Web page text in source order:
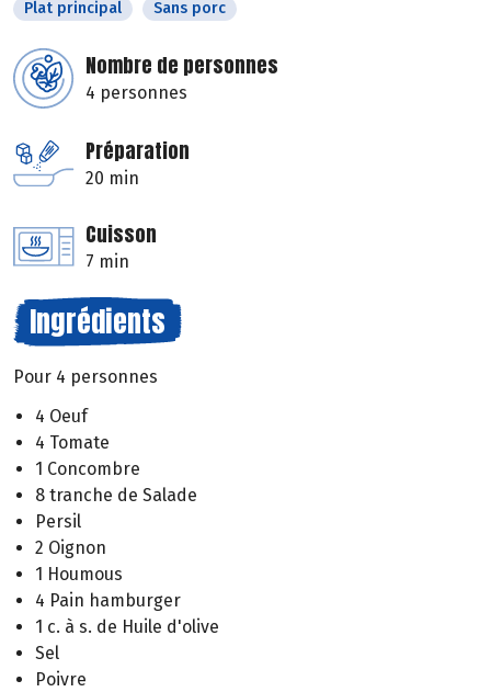
Plat principal Sans porc
Nombre de personnes
4 personnes
Préparation
20 min
Cuisson
7 min
Ingrédients
Pour 4 personnes
4 Oeuf
4 Tomate
1 Concombre
8 tranche de Salade
Persil
2 Oignon
1 Houmous
4 Pain hamburger
1 c. à s. de Huile d'olive
Sel
Poivre